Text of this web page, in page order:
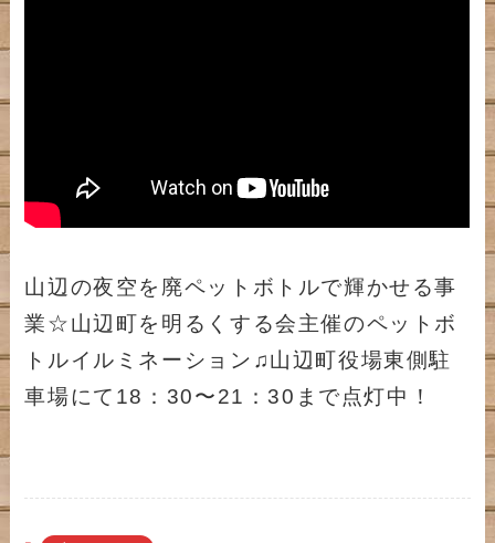
山辺の夜空を廃ペットボトルで輝かせる事
業☆山辺町を明るくする会主催のペットボ
トルイルミネーション♫山辺町役場東側駐
車場にて18：30〜21：30まで点灯中！